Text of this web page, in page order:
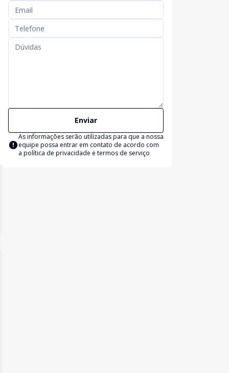
Enviar
As informações serão utilizadas para que a nossa
equipe possa entrar em contato de acordo com
a política de privacidade e termos de serviço